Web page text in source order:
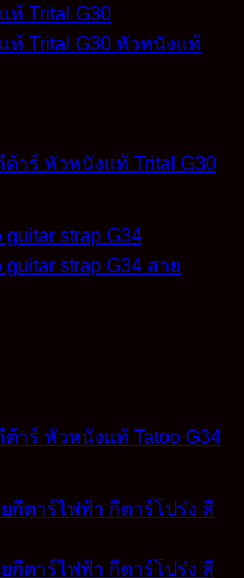
ต้าร์ หัวหนังแท้ Trital G30
ต้าร์ หัวหนังแท้ Tatoo G34